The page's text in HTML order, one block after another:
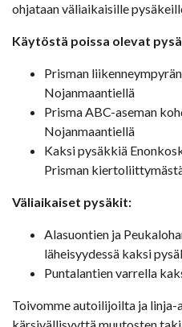
ohjataan väliaikaisille
Käytöstä poissa olevat
Prisman
Nojanmaantiellä
Prisma ABC-aseman
Nojanmaantiellä
Kaksi pysäkkiä
Prisman
Väliaikaiset pysäkit:
Alasuontien ja
läheisyydessä kaksi
Puntalantien varrella
Toivomme autoilijoilta ja